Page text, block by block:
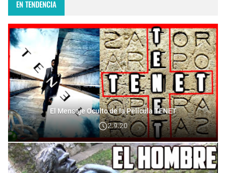
EN TENDENCIA
El Mensaje Oculto de la Película TENET
2.9.20